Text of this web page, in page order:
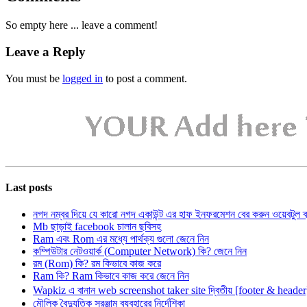
So empty here ... leave a comment!
Leave a Reply
You must be logged in to post a comment.
Last posts
নগদ নম্বর দিয়ে যে কারো নগদ একাউন্ট এর হাফ ইনফরমেশন বের করুন ওয়েবটুল
Mb ছাড়াই facebook চালান ছবিসহ
Ram এবং Rom এর মধ্যে পার্থক্য গুলো জেনে নিন
কম্পিউটার নেটওয়ার্ক (Computer Network) কি? জেনে নিন
রম (Rom) কি? রম কিভাবে কাজ করে
Ram কি? Ram কিভাবে কাজ করে জেনে নিন
Wapkiz এ বানান web screenshot taker site দ্বিতীয় [footer &
মৌলিক বৈদ্যুতিক সরঞ্জাম ব্যবহারের নির্দেশিকা